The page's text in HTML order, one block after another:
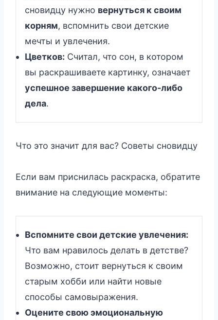
сновидцу нужно вернуться к своим
корням, вспомнить свои детские
мечты и увлечения.
Цветков: Считал, что сон, в котором
вы раскрашиваете картинку, означает
успешное завершение какого-либо
дела.
Что это значит для вас? Советы сновидцу
Если вам приснилась раскраска, обратите
внимание на следующие моменты:
Вспомните свои детские увлечения:
Что вам нравилось делать в детстве?
Возможно, стоит вернуться к своим
старым хобби или найти новые
способы самовыражения.
Оцените свою эмоциональную